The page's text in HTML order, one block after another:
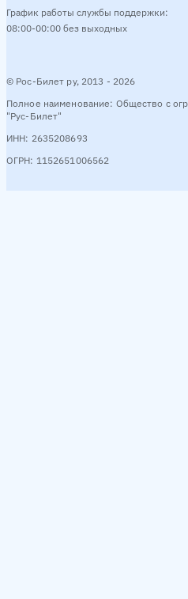
© Рос-Билет ру, 2013 - 2026
Полное наименование: Общество с
"Рус-Билет"
ИНН: 2635208693
ОГРН: 1152651006562
График работы службы поддержки:
08:00-00:00 без выходных